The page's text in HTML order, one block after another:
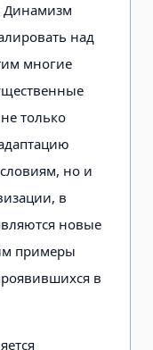
Динамизм
над
многие
только
но и
в
новые
примеры
в